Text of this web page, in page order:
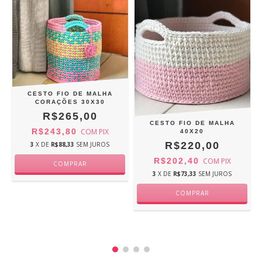
CESTO FIO DE MALHA
CORAÇÕES 30X30
R$265,00
R$243,80 COM PIX
3 X DE R$88,33 SEM JUROS
CESTO FIO DE MALHA
40X20
R$220,00
R$202,40 COM PIX
3 X DE R$73,33 SEM JUROS